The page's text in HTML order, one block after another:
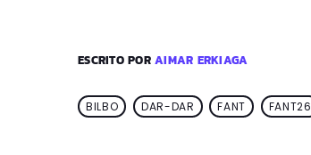
ESCRITO PORAIMAR ERKIAGA
BILBO DAR-DAR FANT FANT26